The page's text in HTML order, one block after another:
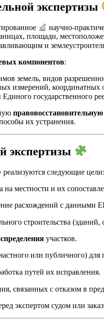
экспертизы
научно-
площади,
и
компонентов:
земель, видов
измерений, координатных
государственного
их устранения.
экспертизы
следующие цели:
на местности и их
расхождений с данными
строительства
участков.
или публичного)
путей их исправления.
связанных с отказом в
экспертом судом или